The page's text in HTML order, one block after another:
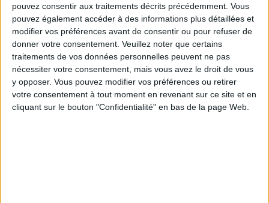
pouvez consentir aux traitements décrits précédemment. Vous
pouvez également accéder à des informations plus détaillées et
modifier vos préférences avant de consentir ou pour refuser de
donner votre consentement. Veuillez noter que certains
traitements de vos données personnelles peuvent ne pas
nécessiter votre consentement, mais vous avez le droit de vous
y opposer. Vous pouvez modifier vos préférences ou retirer
votre consentement à tout moment en revenant sur ce site et en
cliquant sur le bouton "Confidentialité" en bas de la page Web.
2) Fruits
Vous pourriez croire que vous avez une idée géniale :
obtenir vos propres fruits secs en mettant au four à
micro-ondes la version fraîche (avec des raisins par
exemple). Impressionnant ?
Pas du tout. Bien que peu de gens pensent à le faire